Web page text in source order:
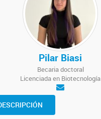
Pilar Biasi
Becaria doctoral
Licenciada en Biotecnología